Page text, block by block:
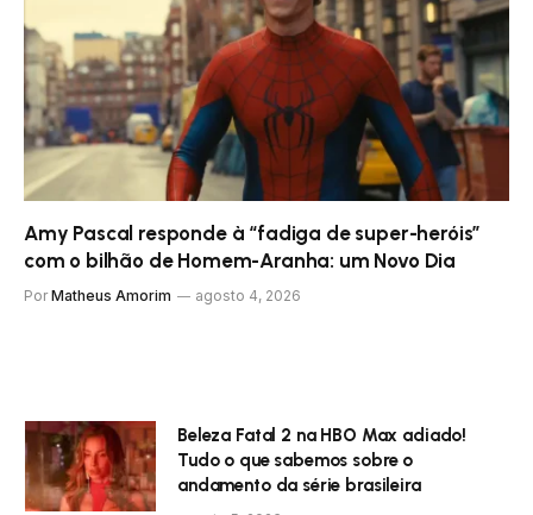
Amy Pascal responde à “fadiga de super-heróis”
com o bilhão de Homem-Aranha: um Novo Dia
Por Matheus Amorim agosto 4, 2026
Beleza Fatal 2 na HBO Max adiado!
Tudo o que sabemos sobre o
andamento da série brasileira